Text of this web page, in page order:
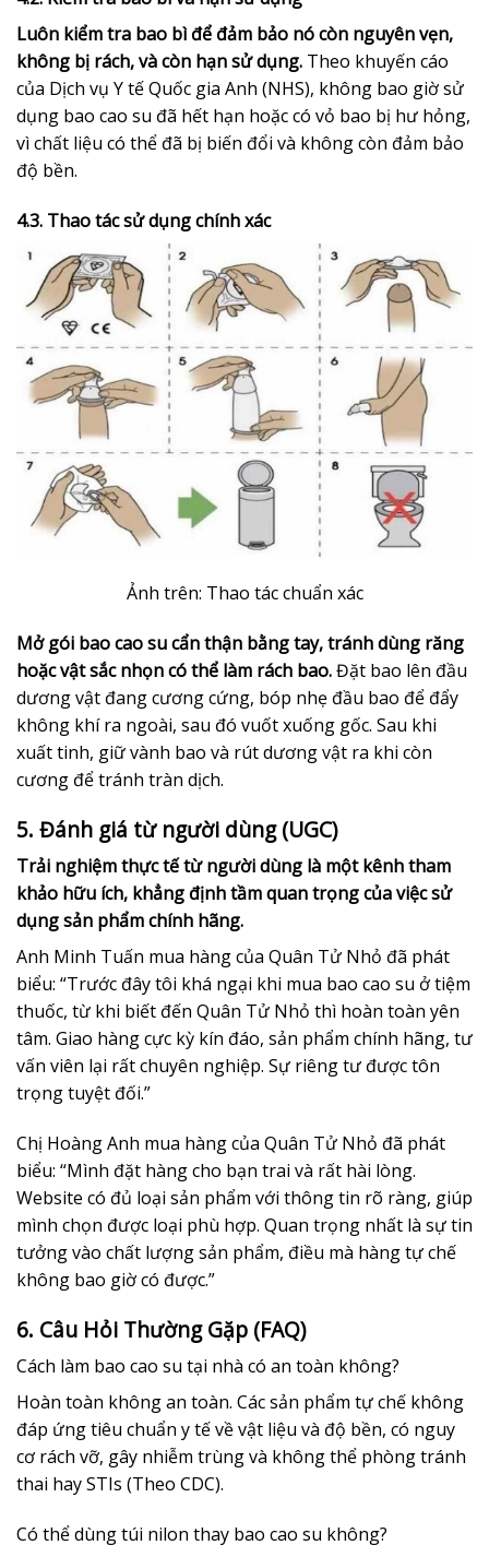
Luôn kiểm tra bao bì để đảm bảo nó còn nguyên vẹn,
không bị rách, và còn hạn sử dụng. Theo khuyến cáo
của Dịch vụ Y tế Quốc gia Anh (NHS), không bao giờ sử
dụng bao cao su đã hết hạn hoặc có vỏ bao bị hư hỏng,
vì chất liệu có thể đã bị biến đổi và không còn đảm bảo
độ bền.
4.3. Thao tác sử dụng chính xác
Ảnh trên: Thao tác chuẩn xác
Mở gói bao cao su cẩn thận bằng tay, tránh dùng răng
hoặc vật sắc nhọn có thể làm rách bao.Đặt bao lên đầu
dương vật đang cương cứng, bóp nhẹ đầu bao để đẩy
không khí ra ngoài, sau đó vuốt xuống gốc. Sau khi
xuất tinh, giữ vành bao và rút dương vật ra khi còn
cương để tránh tràn dịch.
5. Đánh giá từ người dùng (UGC)
Trải nghiệm thực tế từ người dùng là một kênh tham
khảo hữu ích, khẳng định tầm quan trọng của việc sử
dụng sản phẩm chính hãng.
Anh Minh Tuấn mua hàng của Quân Tử Nhỏ đã phát
biểu: “Trước đây tôi khá ngại khi mua bao cao su ở tiệm
thuốc, từ khi biết đến Quân Tử Nhỏ thì hoàn toàn yên
tâm. Giao hàng cực kỳ kín đáo, sản phẩm chính hãng, tư
vấn viên lại rất chuyên nghiệp. Sự riêng tư được tôn
trọng tuyệt đối.”
Chị Hoàng Anh mua hàng của Quân Tử Nhỏ đã phát
biểu: “Mình đặt hàng cho bạn trai và rất hài lòng.
Website có đủ loại sản phẩm với thông tin rõ ràng, giúp
mình chọn được loại phù hợp. Quan trọng nhất là sự tin
tưởng vào chất lượng sản phẩm, điều mà hàng tự chế
không bao giờ có được.”
6. Câu Hỏi Thường Gặp (FAQ)
Cách làm bao cao su tại nhà có an toàn không?
Hoàn toàn không an toàn. Các sản phẩm tự chế không
đáp ứng tiêu chuẩn y tế về vật liệu và độ bền, có nguy
cơ rách vỡ, gây nhiễm trùng và không thể phòng tránh
thai hay STIs (Theo CDC).
Có thể dùng túi nilon thay bao cao su không?